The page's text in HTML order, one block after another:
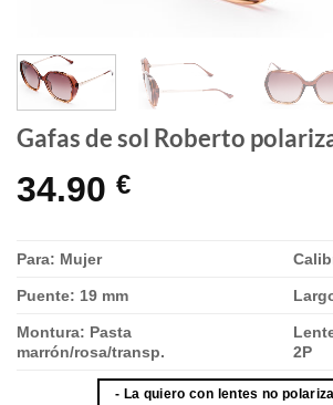
Gafas de sol Roberto
34.90 €
Para: Mujer
Puente: 19 mm
Montura: Pasta
marrón/rosa/transp.
2P
- La quiero con lentes no